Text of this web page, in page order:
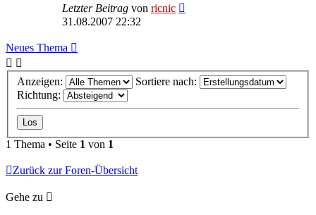
Letzter Beitrag von ricnic
31.08.2007 22:32
Neues Thema
Anzeigen:
Sortiere nach:
Richtung:
1 Thema • Seite 1 von 1
Zurück zur Foren-Übersicht
Gehe zu